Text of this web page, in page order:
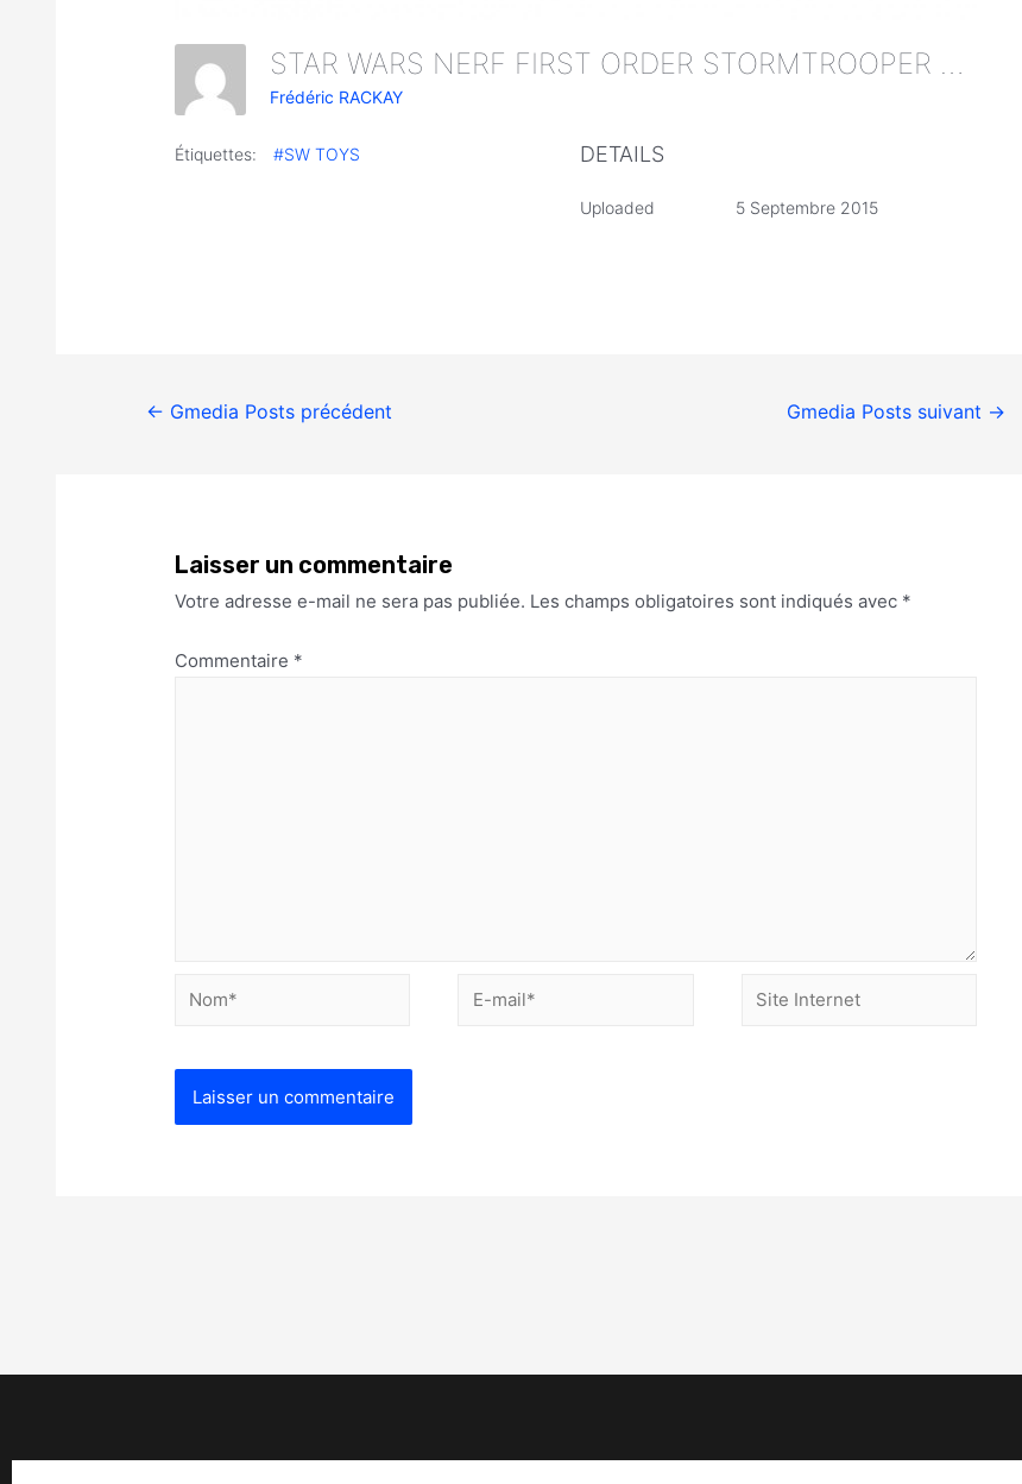
Frédéric RACKAY
Étiquettes: #SW TOYS DETAILS
Uploaded 5 Septembre 2015
← Gmedia Posts précédent Gmedia Posts suivant →
Laisser un commentaire
Votre adresse e-mail ne sera pas publiée. Les champs obligatoires sont indiqués avec *
Commentaire *